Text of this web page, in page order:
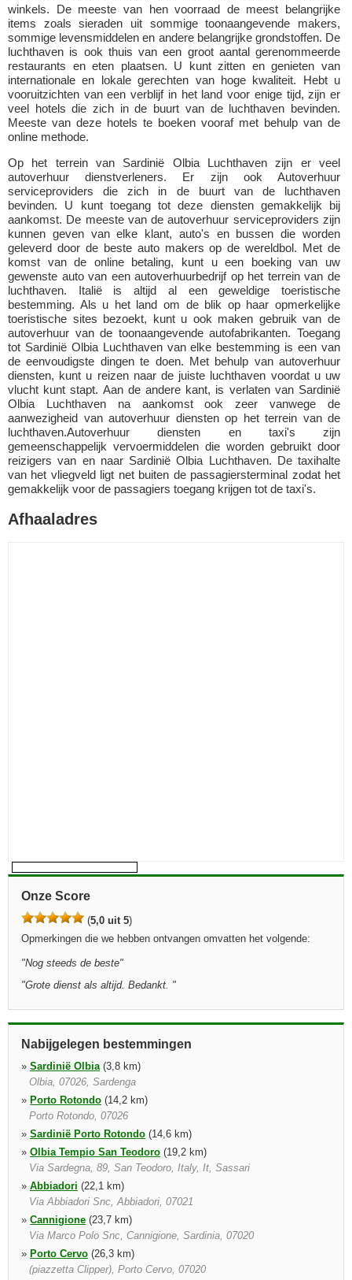
winkels. De meeste van hen voorraad de meest belangrijke
items zoals sieraden uit sommige toonaangevende makers,
sommige levensmiddelen en andere belangrijke grondstoffen. De
luchthaven is ook thuis van een groot aantal gerenommeerde
restaurants en eten plaatsen. U kunt zitten en genieten van
internationale en lokale gerechten van hoge kwaliteit. Hebt u
vooruitzichten van een verblijf in het land voor enige tijd, zijn er
veel hotels die zich in de buurt van de luchthaven bevinden.
Meeste van deze hotels te boeken vooraf met behulp van de
online methode.
Op het terrein van Sardinië Olbia Luchthaven zijn er veel
autoverhuur dienstverleners. Er zijn ook Autoverhuur
serviceproviders die zich in de buurt van de luchthaven
bevinden. U kunt toegang tot deze diensten gemakkelijk bij
aankomst. De meeste van de autoverhuur serviceproviders zijn
kunnen geven van elke klant, auto's en bussen die worden
geleverd door de beste auto makers op de wereldbol. Met de
komst van de online betaling, kunt u een boeking van uw
gewenste auto van een autoverhuurbedrijf op het terrein van de
luchthaven. Italië is altijd al een geweldige toeristische
bestemming. Als u het land om de blik op haar opmerkelijke
toeristische sites bezoekt, kunt u ook maken gebruik van de
autoverhuur van de toonaangevende autofabrikanten. Toegang
tot Sardinië Olbia Luchthaven van elke bestemming is een van
de eenvoudigste dingen te doen. Met behulp van autoverhuur
diensten, kunt u reizen naar de juiste luchthaven voordat u uw
vlucht kunt stapt. Aan de andere kant, is verlaten van Sardinië
Olbia Luchthaven na aankomst ook zeer vanwege de
aanwezigheid van autoverhuur diensten op het terrein van de
luchthaven.Autoverhuur diensten en taxi's zijn
gemeenschappelijk vervoermiddelen die worden gebruikt door
reizigers van en naar Sardinië Olbia Luchthaven. De taxihalte
van het vliegveld ligt net buiten de passagiersterminal zodat het
gemakkelijk voor de passagiers toegang krijgen tot de taxi's.
Afhaaladres
Onze Score
(5,0 uit 5)
Opmerkingen die we hebben ontvangen omvatten het volgende:
"Nog steeds de beste"
"Grote dienst als altijd. Bedankt. "
Nabijgelegen bestemmingen
» Sardinië Olbia(3,8 km)
Olbia, 07026, Sardenga
» Porto Rotondo (14,2 km)
Porto Rotondo, 07026
» Sardinië Porto Rotondo (14,6 km)
» Olbia Tempio San Teodoro (19,2 km)
Via Sardegna, 89, San Teodoro, Italy, It, Sassari
» Abbiadori (22,1 km)
Via Abbiadori Snc, Abbiadori, 07021
» Cannigione (23,7 km)
Via Marco Polo Snc, Cannigione, Sardinia, 07020
» Porto Cervo (26,3 km)
(piazzetta Clipper), Porto Cervo, 07020